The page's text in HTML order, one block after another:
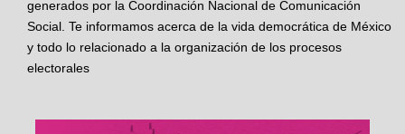
generados por la Coordinación Nacional de Comunicación
Social. Te informamos acerca de la vida democrática de México
y todo lo relacionado a la organización de los procesos
electorales